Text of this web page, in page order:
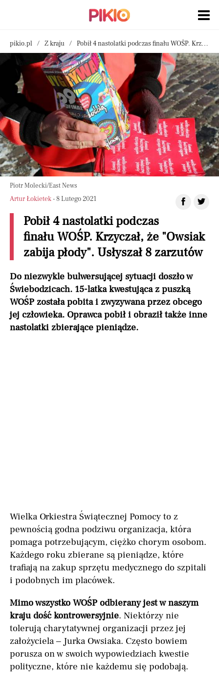
pikio.pl Z kraju Pobił 4 nastolatki podczas finału WOŚP. Krzyczał, że "Owsiak zabija płody". Usłyszał 8 zarzutów
Piotr Molecki/East News
Artur Łokietek- 8 Lutego 2021
Pobił 4 nastolatki podczas
finału WOŚP. Krzyczał, że "Owsiak
zabija płody". Usłyszał 8 zarzutów
Do niezwykle bulwersującej sytuacji doszło w
Świebodzicach. 15-latka kwestująca z puszką
WOŚP została pobita i zwyzywana przez obcego
jej człowieka. Oprawca pobił i obraził także inne
nastolatki zbierające pieniądze.
Wielka Orkiestra Świątecznej Pomocy to z
pewnością godna podziwu organizacja, która
pomaga potrzebującym, ciężko chorym osobom.
Każdego roku zbierane są pieniądze, które
trafiają na zakup sprzętu medycznego do szpitali
i podobnych im placówek.
Mimo wszystko WOŚP odbierany jest w naszym
kraju dość kontrowersyjnie. Niektórzy nie
tolerują charytatywnej organizacji przez jej
założyciela – Jurka Owsiaka. Często bowiem
porusza on w swoich wypowiedziach kwestie
polityczne, które nie każdemu się podobają.